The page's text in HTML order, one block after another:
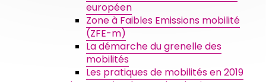
européen
Zone à Faibles Emissions mobilité
(ZFE-m)
La démarche du grenelle des
mobilités
Les pratiques de mobilités en 2019